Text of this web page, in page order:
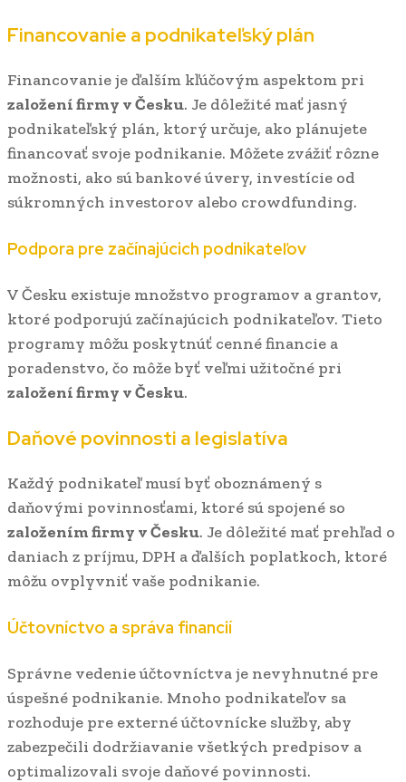
Financovanie a podnikateľský plán
Financovanie je ďalším kľúčovým aspektom pri
založení firmy v Česku. Je dôležité mať jasný
podnikateľský plán, ktorý určuje, ako plánujete
financovať svoje podnikanie. Môžete zvážiť rôzne
možnosti, ako sú bankové úvery, investície od
súkromných investorov alebo crowdfunding.
Podpora pre začínajúcich podnikateľov
V Česku existuje množstvo programov a grantov,
ktoré podporujú začínajúcich podnikateľov. Tieto
programy môžu poskytnúť cenné financie a
poradenstvo, čo môže byť veľmi užitočné pri
založení firmy v Česku.
Daňové povinnosti a legislatíva
Každý podnikateľ musí byť oboznámený s
daňovými povinnosťami, ktoré sú spojené so
založením firmy v Česku. Je dôležité mať prehľad o
daniach z príjmu, DPH a ďalších poplatkoch, ktoré
môžu ovplyvniť vaše podnikanie.
Účtovníctvo a správa financií
Správne vedenie účtovníctva je nevyhnutné pre
úspešné podnikanie. Mnoho podnikateľov sa
rozhoduje pre externé účtovnícke služby, aby
zabezpečili dodržiavanie všetkých predpisov a
optimalizovali svoje daňové povinnosti.